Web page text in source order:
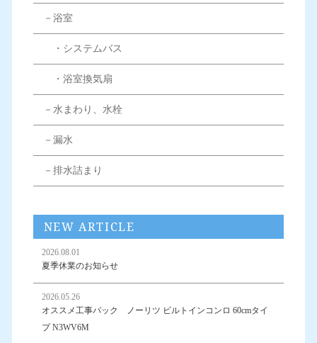
－浴室
・システムバス
・浴室換気扇
－水まわり、水栓
－漏水
－排水詰まり
NEW ARTICLE
2026.08.01
夏季休業のお知らせ
2026.05.26
オススメ工事パック ノーリツ ビルトインコンロ 60cmタイ
プ N3WV6M